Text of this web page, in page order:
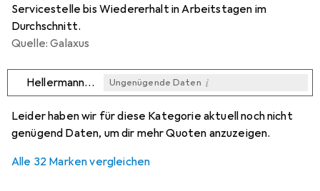
Servicestelle bis Wiedererhalt in Arbeitstagen im
Durchschnitt.
Quelle: Galaxus
HellermannTyton Ungenügende Daten i
Leider haben wir für diese Kategorie aktuell noch nicht
genügend Daten, um dir mehr Quoten anzuzeigen.
Alle 32 Marken vergleichen